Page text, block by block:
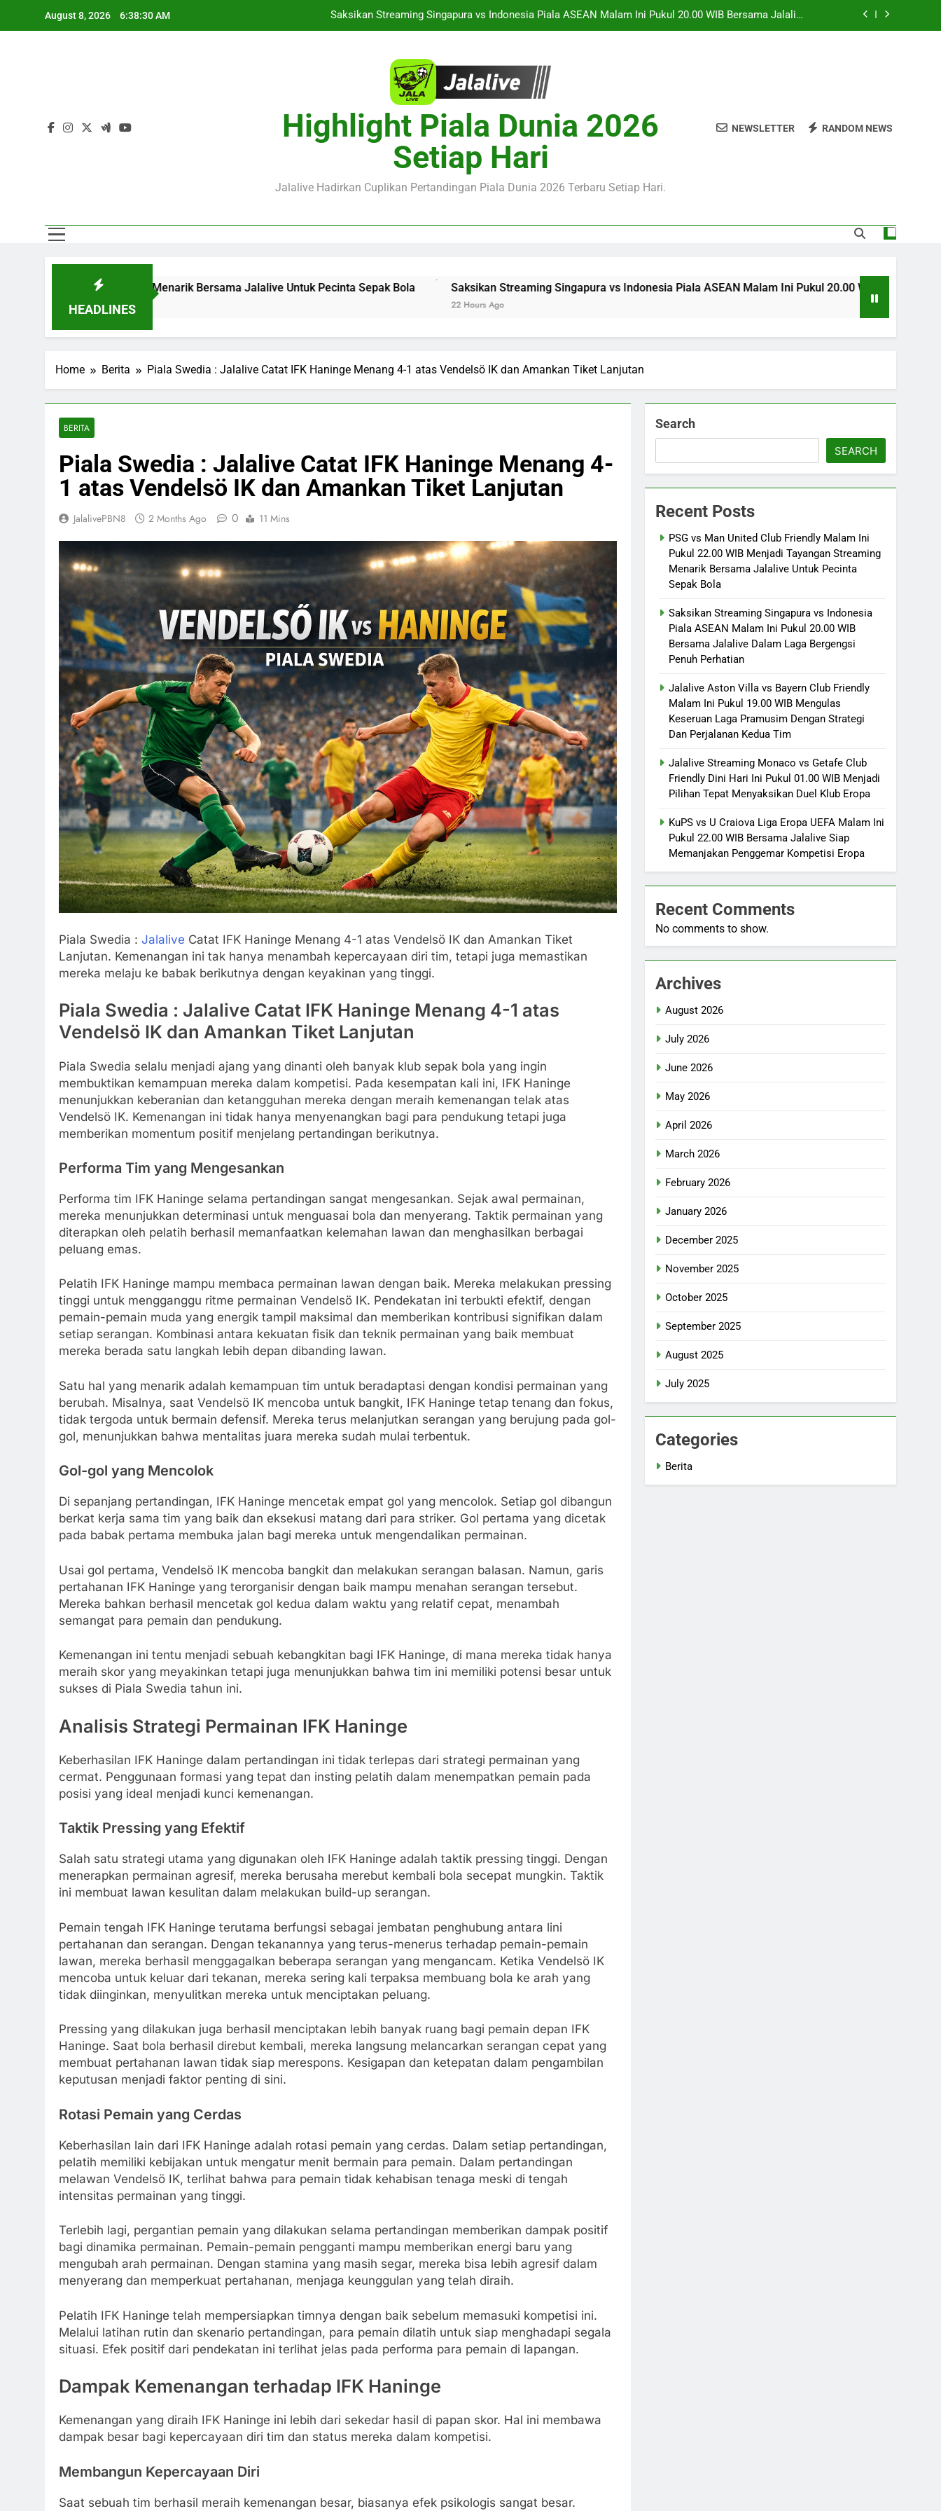
August 8, 2026 6:38:31 AM
Jalalive Aston Villa vs Bayern Club Friendly Malam Ini Pukul 19.00 WIB Mengulas Keseruan Laga Pramusim
PSG vs Man United Club Friendly Malam Ini Pukul 22.00 WIB Menjadi Tayangan Streaming Menarik Bersama
Saksikan Streaming Singapura vs Indonesia Piala ASEAN Malam Ini Pukul 20.00 WIB Bersama Jalalive
Dalam Laga Bergengsi Penuh Perhatian
Jalalive Aston Villa vs Bayern Club Friendly Malam Ini Pukul 19.00 WIB Mengulas Keseruan Laga Pramusim
Jalalive Streaming Monaco vs Getafe Club Friendly Dini Hari Ini Pukul 01.00 WIB Menjadi Pilihan Tepat
Highlight Piala Dunia 2026
Setiap Hari
Jalalive Hadirkan Cuplikan Pertandingan Piala Dunia 2026 Terbaru Setiap Hari.
NEWSLETTER RANDOM NEWS
HEADLINES
Streaming Menarik Bersama Jalalive Untuk Pecinta Sepak Bola Saksikan Streaming Singapura vs Indonesia Piala ASEAN Malam Ini Pukul 20.00 WIB Bersama Jalalive Dalam
Home Berita Piala Swedia : Jalalive Catat IFK Haninge Menang 4-1 atas Vendelsö IK dan Amankan Tiket Lanjutan
BERITA
Piala Swedia : Jalalive Catat IFK Haninge Menang 4-
1 atas Vendelsö IK dan Amankan Tiket Lanjutan
JalalivePBN8 2 Months Ago 0 11 Mins
Piala Swedia : Jalalive Catat IFK Haninge Menang 4-1 atas Vendelsö IK dan Amankan Tiket
Lanjutan. Kemenangan ini tak hanya menambah kepercayaan diri tim, tetapi juga memastikan
mereka melaju ke babak berikutnya dengan keyakinan yang tinggi.
Piala Swedia : Jalalive Catat IFK Haninge Menang 4-1 atas
Vendelsö IK dan Amankan Tiket Lanjutan
Piala Swedia selalu menjadi ajang yang dinanti oleh banyak klub sepak bola yang ingin
membuktikan kemampuan mereka dalam kompetisi. Pada kesempatan kali ini, IFK Haninge
menunjukkan keberanian dan ketangguhan mereka dengan meraih kemenangan telak atas
Vendelsö IK. Kemenangan ini tidak hanya menyenangkan bagi para pendukung tetapi juga
memberikan momentum positif menjelang pertandingan berikutnya.
Performa Tim yang Mengesankan
Performa tim IFK Haninge selama pertandingan sangat mengesankan. Sejak awal permainan,
mereka menunjukkan determinasi untuk menguasai bola dan menyerang. Taktik permainan yang
diterapkan oleh pelatih berhasil memanfaatkan kelemahan lawan dan menghasilkan berbagai
peluang emas.
Pelatih IFK Haninge mampu membaca permainan lawan dengan baik. Mereka melakukan pressing
tinggi untuk mengganggu ritme permainan Vendelsö IK. Pendekatan ini terbukti efektif, dengan
pemain-pemain muda yang energik tampil maksimal dan memberikan kontribusi signifikan dalam
setiap serangan. Kombinasi antara kekuatan fisik dan teknik permainan yang baik membuat
mereka berada satu langkah lebih depan dibanding lawan.
Satu hal yang menarik adalah kemampuan tim untuk beradaptasi dengan kondisi permainan yang
berubah. Misalnya, saat Vendelsö IK mencoba untuk bangkit, IFK Haninge tetap tenang dan fokus,
tidak tergoda untuk bermain defensif. Mereka terus melanjutkan serangan yang berujung pada gol-
gol, menunjukkan bahwa mentalitas juara mereka sudah mulai terbentuk.
Gol-gol yang Mencolok
Di sepanjang pertandingan, IFK Haninge mencetak empat gol yang mencolok. Setiap gol dibangun
berkat kerja sama tim yang baik dan eksekusi matang dari para striker. Gol pertama yang dicetak
pada babak pertama membuka jalan bagi mereka untuk mengendalikan permainan.
Usai gol pertama, Vendelsö IK mencoba bangkit dan melakukan serangan balasan. Namun, garis
pertahanan IFK Haninge yang terorganisir dengan baik mampu menahan serangan tersebut.
Mereka bahkan berhasil mencetak gol kedua dalam waktu yang relatif cepat, menambah
semangat para pemain dan pendukung.
Kemenangan ini tentu menjadi sebuah kebangkitan bagi IFK Haninge, di mana mereka tidak hanya
meraih skor yang meyakinkan tetapi juga menunjukkan bahwa tim ini memiliki potensi besar untuk
sukses di Piala Swedia tahun ini.
Analisis Strategi Permainan IFK Haninge
Keberhasilan IFK Haninge dalam pertandingan ini tidak terlepas dari strategi permainan yang
cermat. Penggunaan formasi yang tepat dan insting pelatih dalam menempatkan pemain pada
posisi yang ideal menjadi kunci kemenangan.
Taktik Pressing yang Efektif
Salah satu strategi utama yang digunakan oleh IFK Haninge adalah taktik pressing tinggi. Dengan
menerapkan permainan agresif, mereka berusaha merebut kembali bola secepat mungkin. Taktik
ini membuat lawan kesulitan dalam melakukan build-up serangan.
Pemain tengah IFK Haninge terutama berfungsi sebagai jembatan penghubung antara lini
pertahanan dan serangan. Dengan tekanannya yang terus-menerus terhadap pemain-pemain
lawan, mereka berhasil menggagalkan beberapa serangan yang mengancam. Ketika Vendelsö IK
mencoba untuk keluar dari tekanan, mereka sering kali terpaksa membuang bola ke arah yang
tidak diinginkan, menyulitkan mereka untuk menciptakan peluang.
Pressing yang dilakukan juga berhasil menciptakan lebih banyak ruang bagi pemain depan IFK
Haninge. Saat bola berhasil direbut kembali, mereka langsung melancarkan serangan cepat yang
membuat pertahanan lawan tidak siap merespons. Kesigapan dan ketepatan dalam pengambilan
keputusan menjadi faktor penting di sini.
Rotasi Pemain yang Cerdas
Keberhasilan lain dari IFK Haninge adalah rotasi pemain yang cerdas. Dalam setiap pertandingan,
pelatih memiliki kebijakan untuk mengatur menit bermain para pemain. Dalam pertandingan
melawan Vendelsö IK, terlihat bahwa para pemain tidak kehabisan tenaga meski di tengah
intensitas permainan yang tinggi.
Terlebih lagi, pergantian pemain yang dilakukan selama pertandingan memberikan dampak positif
bagi dinamika permainan. Pemain-pemain pengganti mampu memberikan energi baru yang
mengubah arah permainan. Dengan stamina yang masih segar, mereka bisa lebih agresif dalam
menyerang dan memperkuat pertahanan, menjaga keunggulan yang telah diraih.
Pelatih IFK Haninge telah mempersiapkan timnya dengan baik sebelum memasuki kompetisi ini.
Melalui latihan rutin dan skenario pertandingan, para pemain dilatih untuk siap menghadapi segala
situasi. Efek positif dari pendekatan ini terlihat jelas pada performa para pemain di lapangan.
Dampak Kemenangan terhadap IFK Haninge
Kemenangan yang diraih IFK Haninge ini lebih dari sekedar hasil di papan skor. Hal ini membawa
dampak besar bagi kepercayaan diri tim dan status mereka dalam kompetisi.
Membangun Kepercayaan Diri
Saat sebuah tim berhasil meraih kemenangan besar, biasanya efek psikologis sangat besar.
Search
SEARCH
Recent Posts
PSG vs Man United Club Friendly Malam Ini
Pukul 22.00 WIB Menjadi Tayangan Streaming
Menarik Bersama Jalalive Untuk Pecinta
Sepak Bola
Saksikan Streaming Singapura vs Indonesia
Piala ASEAN Malam Ini Pukul 20.00 WIB
Bersama Jalalive Dalam Laga Bergengsi
Penuh Perhatian
Jalalive Aston Villa vs Bayern Club Friendly
Malam Ini Pukul 19.00 WIB Mengulas
Keseruan Laga Pramusim Dengan Strategi
Dan Perjalanan Kedua Tim
Jalalive Streaming Monaco vs Getafe Club
Friendly Dini Hari Ini Pukul 01.00 WIB Menjadi
Pilihan Tepat Menyaksikan Duel Klub Eropa
KuPS vs U Craiova Liga Eropa UEFA Malam Ini
Pukul 22.00 WIB Bersama Jalalive Siap
Memanjakan Penggemar Kompetisi Eropa
Recent Comments
No comments to show.
Archives
August 2026
July 2026
June 2026
May 2026
April 2026
March 2026
February 2026
January 2026
December 2025
November 2025
October 2025
September 2025
August 2025
July 2025
Categories
Berita